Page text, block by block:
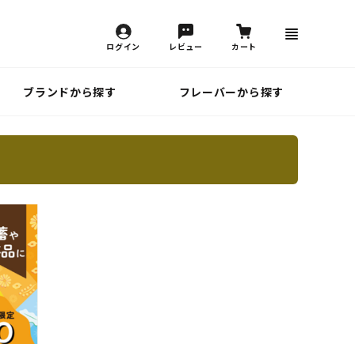
ログイン レビュー カート
ブランドから探す フレーバーから探す